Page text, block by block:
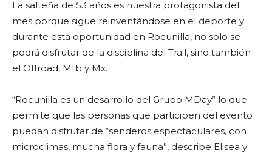
La salteña de 53 años es nuestra protagonista del
mes porque sigue reinventándose en el deporte y
durante esta oportunidad en Rocunilla, no solo se
podrá disfrutar de la disciplina del Trail, sino también
el Offroad, Mtb y Mx.
“Rocunilla es un desarrollo del Grupo MDay” lo que
permite que las personas que participen del evento
puedan disfrutar de “senderos espectaculares, con
microclimas, mucha flora y fauna”, describe Elisea y